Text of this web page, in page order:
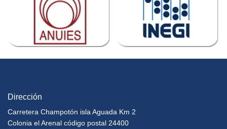
Dirección
Carretera Champotón isla Aguada Km 2
Colonia el Arenal código postal 24400